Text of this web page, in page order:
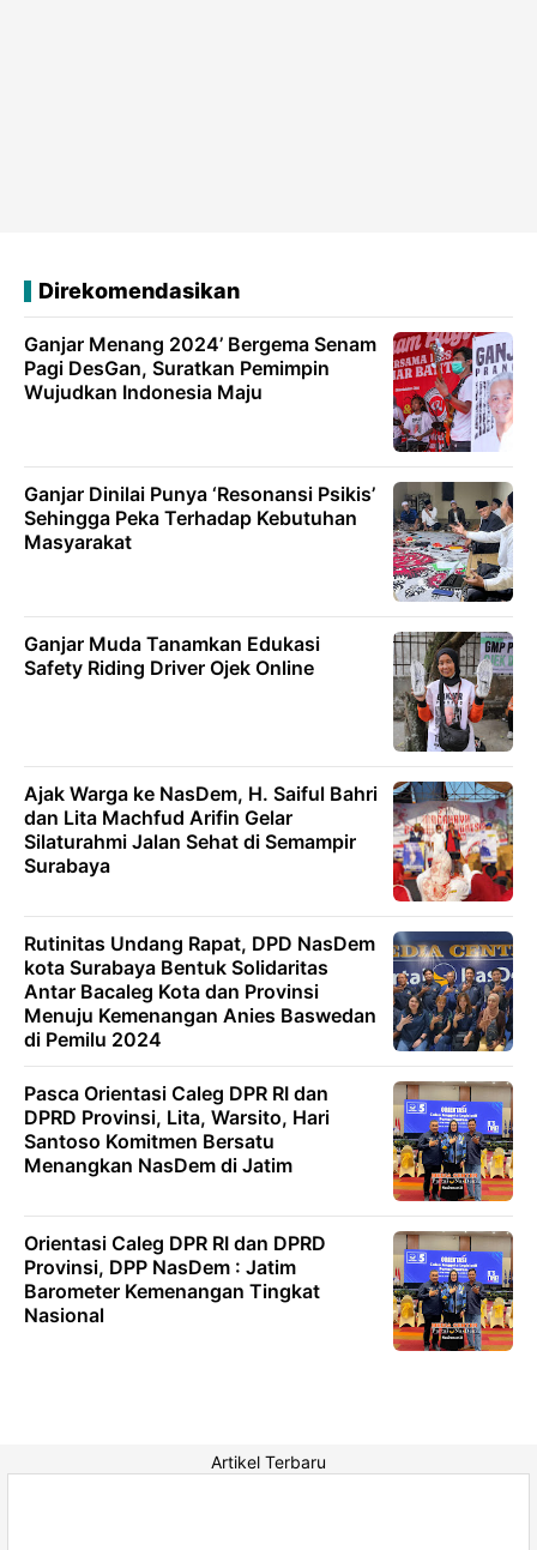
Direkomendasikan
Ganjar Menang 2024’ Bergema Senam
Pagi DesGan, Suratkan Pemimpin
Wujudkan Indonesia Maju
Ganjar Dinilai Punya ‘Resonansi Psikis’
Sehingga Peka Terhadap Kebutuhan
Masyarakat
Ganjar Muda Tanamkan Edukasi
Safety Riding Driver Ojek Online
Ajak Warga ke NasDem, H. Saiful Bahri
dan Lita Machfud Arifin Gelar
Silaturahmi Jalan Sehat di Semampir
Surabaya
Rutinitas Undang Rapat, DPD NasDem
kota Surabaya Bentuk Solidaritas
Antar Bacaleg Kota dan Provinsi
Menuju Kemenangan Anies Baswedan
di Pemilu 2024
Pasca Orientasi Caleg DPR RI dan
DPRD Provinsi, Lita, Warsito, Hari
Santoso Komitmen Bersatu
Menangkan NasDem di Jatim
Orientasi Caleg DPR RI dan DPRD
Provinsi, DPP NasDem : Jatim
Barometer Kemenangan Tingkat
Nasional
Artikel Terbaru